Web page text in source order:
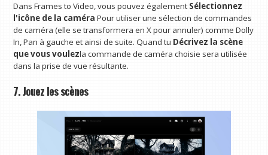
Dans Frames to Video, vous pouvez également Sélectionnez
l'icône de la caméra Pour utiliser une sélection de commandes
de caméra (elle se transformera en X pour annuler) comme Dolly
In, Pan à gauche et ainsi de suite. Quand tu Décrivez la scène
que vous voulezla commande de caméra choisie sera utilisée
dans la prise de vue résultante.
7. Jouez les scènes